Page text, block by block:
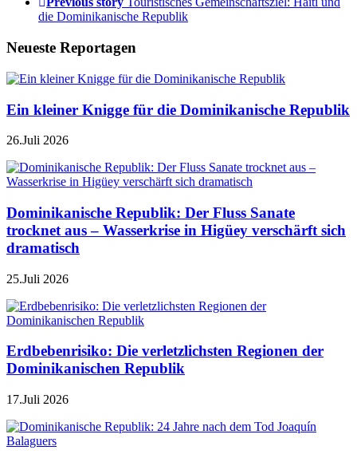
die Dominikanische Republik
Neueste Reportagen
Ein kleiner Knigge für die Dominikanische Republik
26.Juli 2026
Dominikanische Republik: Der Fluss Sanate
trocknet aus – Wasserkrise in Higüey verschärft sich
dramatisch
25.Juli 2026
Erdbebenrisiko: Die verletzlichsten Regionen der
Dominikanischen Republik
17.Juli 2026